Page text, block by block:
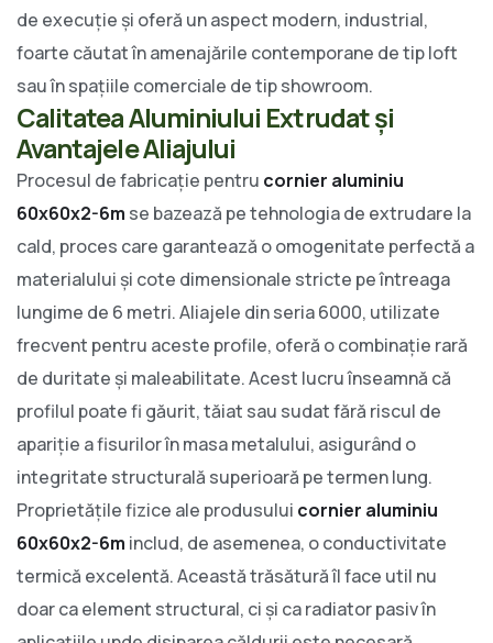
de execuție și oferă un aspect modern, industrial,
foarte căutat în amenajările contemporane de tip loft
sau în spațiile comerciale de tip showroom.
Calitatea Aluminiului Extrudat și
Avantajele Aliajului
Procesul de fabricație pentru cornier aluminiu
60x60x2-6m se bazează pe tehnologia de extrudare la
cald, proces care garantează o omogenitate perfectă a
materialului și cote dimensionale stricte pe întreaga
lungime de 6 metri. Aliajele din seria 6000, utilizate
frecvent pentru aceste profile, oferă o combinație rară
de duritate și maleabilitate. Acest lucru înseamnă că
profilul poate fi găurit, tăiat sau sudat fără riscul de
apariție a fisurilor în masa metalului, asigurând o
integritate structurală superioară pe termen lung.
Proprietățile fizice ale produsului cornier aluminiu
60x60x2-6m includ, de asemenea, o conductivitate
termică excelentă. Această trăsătură îl face util nu
doar ca element structural, ci și ca radiator pasiv în